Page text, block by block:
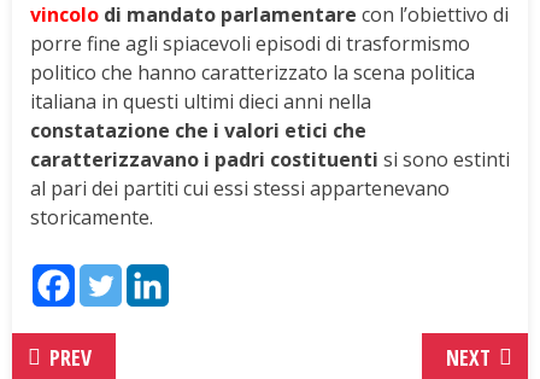
vincolo di mandato parlamentare con l’obiettivo di
porre fine agli spiacevoli episodi di trasformismo
politico che hanno caratterizzato la scena politica
italiana in questi ultimi dieci anni nella
constatazione che i valori etici che
caratterizzavano i padri costituenti si sono estinti
al pari dei partiti cui essi stessi appartenevano
storicamente.
PREV NEXT